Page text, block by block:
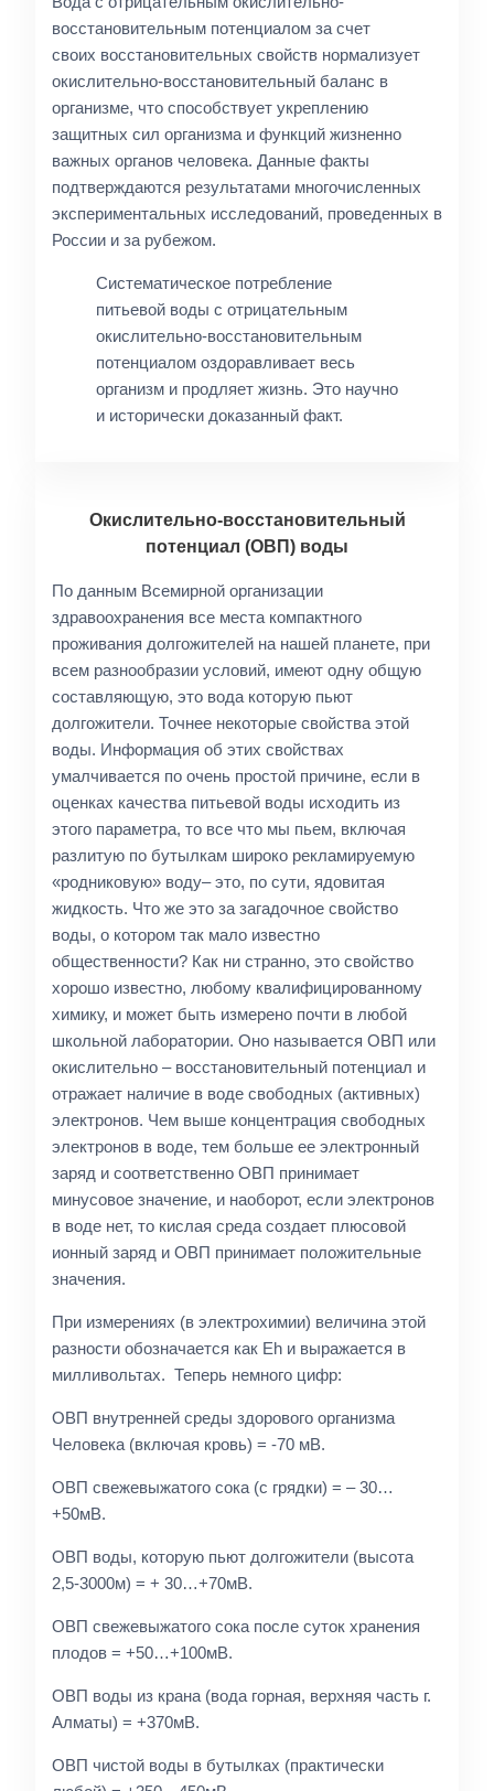
восстановительным потенциалом за счет
своих восстановительных свойств нормализует
окислительно-восстановительный баланс в
организме, что способствует укреплению
защитных сил организма и функций жизненно
важных органов человека. Данные факты
подтверждаются результатами многочисленных
экспериментальных исследований, проведенных в
России и за рубежом.
Систематическое потребление
питьевой воды с отрицательным
окислительно-восстановительным
потенциалом оздоравливает весь
организм и продляет жизнь. Это научно
и исторически доказанный факт.
Окислительно-восстановительный
потенциал (ОВП) воды
По данным Всемирной организации
здравоохранения все места компактного
проживания долгожителей на нашей планете, при
всем разнообразии условий, имеют одну общую
составляющую, это вода которую пьют
долгожители. Точнее некоторые свойства этой
воды. Информация об этих свойствах
умалчивается по очень простой причине, если в
оценках качества питьевой воды исходить из
этого параметра, то все что мы пьем, включая
разлитую по бутылкам широко рекламируемую
«родниковую» воду– это, по сути, ядовитая
жидкость. Что же это за загадочное свойство
воды, о котором так мало известно
общественности? Как ни странно, это свойство
хорошо известно, любому квалифицированному
химику, и может быть измерено почти в любой
школьной лаборатории. Оно называется ОВП или
окислительно – восстановительный потенциал и
отражает наличие в воде свободных (активных)
электронов. Чем выше концентрация свободных
электронов в воде, тем больше ее электронный
заряд и соответственно ОВП принимает
минусовое значение, и наоборот, если электронов
в воде нет, то кислая среда создает плюсовой
ионный заряд и ОВП принимает положительные
значения.
При измерениях (в электрохимии) величина этой
разности обозначается как Eh и выражается в
милливольтах. Теперь немного цифр:
ОВП внутренней среды здорового организма
Человека (включая кровь) = -70 мВ.
ОВП свежевыжатого сока (с грядки) = – 30…
+50мВ.
ОВП воды, которую пьют долгожители (высота
2,5-3000м) = + 30…+70мВ.
ОВП свежевыжатого сока после суток хранения
плодов = +50…+100мВ.
ОВП воды из крана (вода горная, верхняя часть г.
Алматы) = +370мВ.
ОВП чистой воды в бутылках (практически